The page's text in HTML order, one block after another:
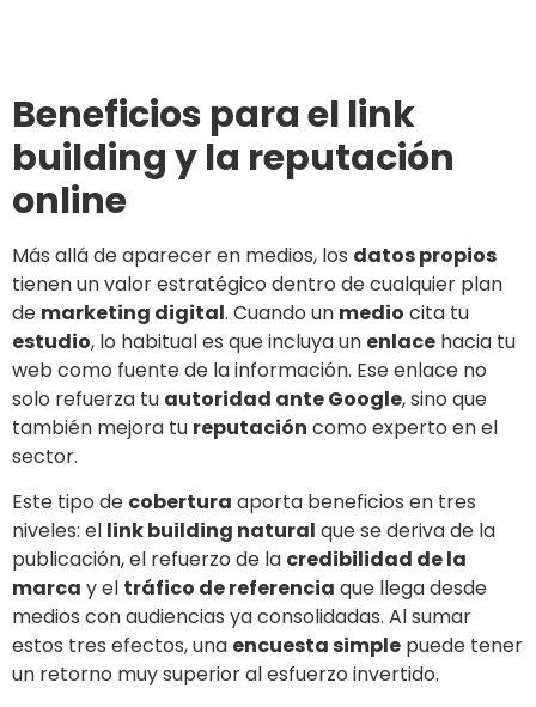
Beneficios para el link
building y la reputación
online
Más allá de aparecer en medios, los datos propios
tienen un valor estratégico dentro de cualquier plan
de marketing digital. Cuando un medio cita tu
estudio, lo habitual es que incluya un enlace hacia tu
web como fuente de la información. Ese enlace no
solo refuerza tu autoridad ante Google, sino que
también mejora tu reputación como experto en el
sector.
Este tipo de cobertura aporta beneficios en tres
niveles: el link building natural que se deriva de la
publicación, el refuerzo de la credibilidad de la
marca y el tráfico de referencia que llega desde
medios con audiencias ya consolidadas. Al sumar
estos tres efectos, una encuesta simple puede tener
un retorno muy superior al esfuerzo invertido.